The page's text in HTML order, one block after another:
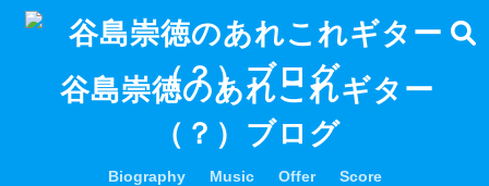
谷島崇徳のあれこれギター
（？）ブログ
Biography Music Offer Score